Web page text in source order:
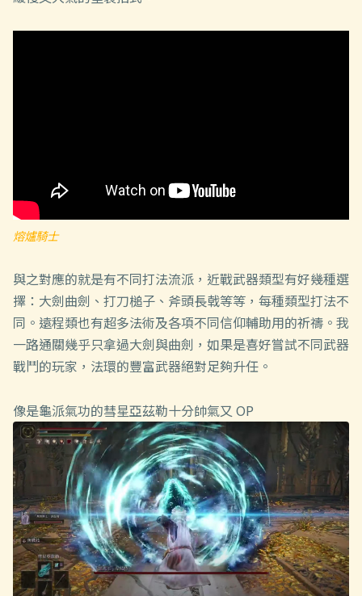
熔爐騎士
與之對應的就是有不同打法流派，近戰武器類型有好幾種選
擇：大劍曲劍、打刀槌子、斧頭長戟等等，每種類型打法不
同。遠程類也有超多法術及各項不同信仰輔助用的祈禱。我
一路通關幾乎只拿過大劍與曲劍，如果是喜好嘗試不同武器
戰鬥的玩家，法環的豐富武器絕對足夠升任。
像是龜派氣功的彗星亞茲勒十分帥氣又 OP